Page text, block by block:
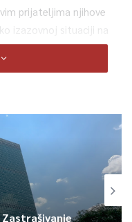
prijateljima njihove
izazovnoj situaciji na
samo na sebe već
prijateljima na
Bosne i
uniji – rekla je
za stalnu i
čast nacionalnog